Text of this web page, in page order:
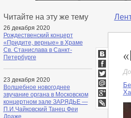
Читайте на эту же тему
26 декабря 2020
Рождественский концерт
«Придите, верные» в Храме
Св. Станислава в Санкт-
Петербурге
23 декабря 2020
Волшебное новогоднее
звучание органа в Московском
концертном зале ЗАРЯДЬЕ —
П.И.Чайковский Танец Феи
Драже
ВКонтакте
Facebook
Twitter
Мой
Мир
Google+
LiveJournal